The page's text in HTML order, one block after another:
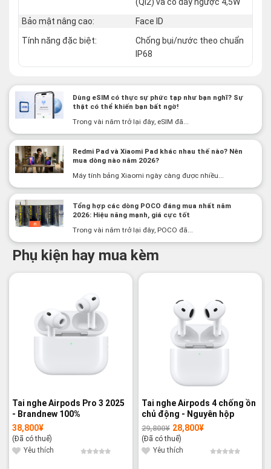
(Qi2) và có dây ngược 4,5W
Bảo mật nâng cao:
Face ID
Tính năng đặc biệt:
Chống bụi/nước theo chuẩn
IP68
Dùng eSIM có thực sự phức tạp như bạn nghĩ? Sự
thật có thể khiến bạn bất ngờ!
Trong vài năm trở lại đây, eSIM đã...
Redmi Pad và Xiaomi Pad khác nhau thế nào? Nên
mua dòng nào năm 2026?
Máy tính bảng Xiaomi ngày càng được nhiều...
Tổng hợp các dòng POCO đáng mua nhất năm
2026: Hiệu năng mạnh, giá cực tốt
Trong vài năm trở lại đây, POCO đã...
Phụ kiện hay mua kèm
Tai nghe Airpods Pro 3 2025
- Brandnew 100%
38,800¥
(Đã có thuế)
Yêu thích
Tai nghe Airpods 4 chống ồn
chủ động - Nguyên hộp
29,800¥
Giá
gốc
là:
29,800¥.
28,800¥
Giá
hiện
tại
là:
28,800¥.
(Đã có thuế)
Yêu thích